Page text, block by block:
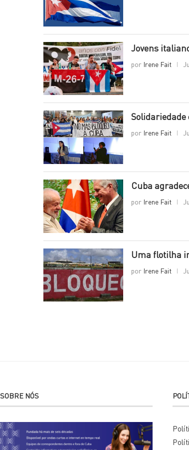
Jovens
por Irene Fait
Solidariedade
por Irene Fait
Cuba
por Irene Fait
Uma flotilha
por Irene Fait
SOBRE NÓS